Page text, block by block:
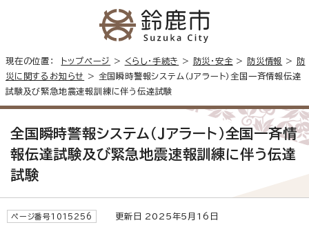
現在の位置： トップページ > くらし・手続き > 防災・安全 > 防災情報 >
防
災に関するお知らせ
> 全国瞬時警報システム（Jアラート）全国一斉情報伝達
試験及び緊急地震速報訓練に伴う伝達試験
全国瞬時警報システム（Jアラート）全国一斉情
報伝達試験及び緊急地震速報訓練に伴う伝達
試験
ページ番号1015256 更新日 2025年5月16日